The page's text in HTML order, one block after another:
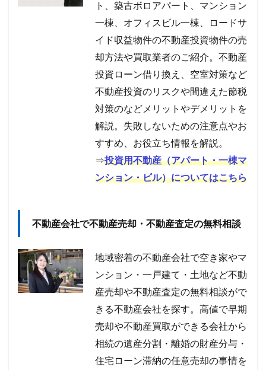
ト、築古ボロアパート、マンション
一棟、オフィスビル一棟、ロードサ
イド収益物件の不動産投資物件の売
却方法や買取業者のご紹介。不動産
投資ローン借り換え、空室対策など
不動産投資のリスクや間違えた節税
対策のなどメリットやデメリットを
解説。失敗しないための注意点やお
すすめ、お役立ち情報を解説。
⇒投資用不動産（アパート・一棟マ
ンション・ビル）についてはこちら
不動産会社で不動産売却・不動産査定の無料相談
地域密着の不動産会社で空き家やマ
ンション・一戸建て・土地など不動
産売却や不動産査定の無料相談がで
きる不動産会社を探す。高値で早期
売却や不動産買取ができる会社から
相続の遺産分割・離婚の財産分与・
住宅ローン滞納の任意売却の事情を